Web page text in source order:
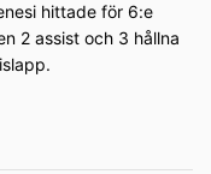
hittade för 6:e
2 assist och 3 hållna